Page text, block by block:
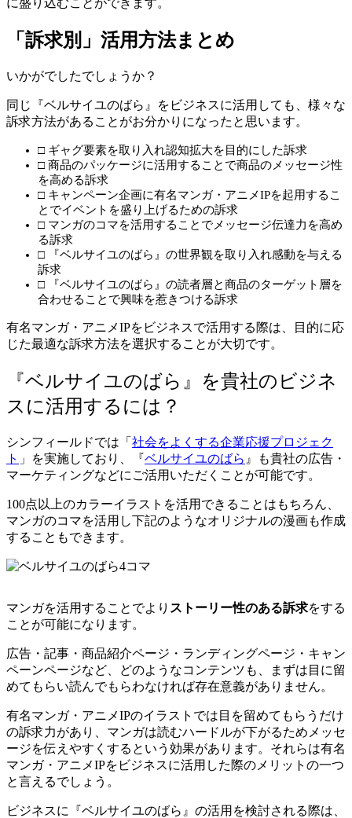
に盛り込むことができます。
「訴求別」活用方法まとめ
いかがでしたでしょうか？
同じ『ベルサイユのばら』をビジネスに活用しても、様々な
訴求方法があることがお分かりになったと思います。
□ ギャグ要素を取り入れ認知拡大を目的にした訴求
□ 商品のパッケージに活用することで商品のメッセージ性
を高める訴求
□ キャンペーン企画に有名マンガ・アニメIPを起用するこ
とでイベントを盛り上げるための訴求
□ マンガのコマを活用することでメッセージ伝達力を高め
る訴求
□ 『ベルサイユのばら』の世界観を取り入れ感動を与える
訴求
□ 『ベルサイユのばら』の読者層と商品のターゲット層を
合わせることで興味を惹きつける訴求
有名マンガ・アニメIPをビジネスで活用する際は、目的に応
じた最適な訴求方法を選択することが大切です。
『ベルサイユのばら』を貴社のビジネ
スに活用するには？
シンフィールドでは「 社会をよくする企業応援プロジェク
ト 」を実施しており、『ベルサイユのばら 』も貴社の広告・
マーケティングなどにご活用いただくことが可能です。
100点以上のカラーイラストを活用できることはもちろん、
マンガのコマを活用し下記のようなオリジナルの漫画も作成
することもできます。
マンガを活用することでより ストーリー性のある訴求をする
ことが可能になります。
広告・記事・商品紹介ページ・ランディングページ・キャン
ペーンページなど、どのようなコンテンツも、まずは目に留
めてもらい読んでもらわなければ存在意義がありません。
有名マンガ・アニメIPのイラストでは目を留めてもらうだけ
の訴求力があり、マンガは読むハードルが下がるためメッセ
ージを伝えやすくするという効果があります。それらは有名
マンガ・アニメIPをビジネスに活用した際のメリットの一つ
と言えるでしょう。
ビジネスに『ベルサイユのばら』の活用を検討される際は、